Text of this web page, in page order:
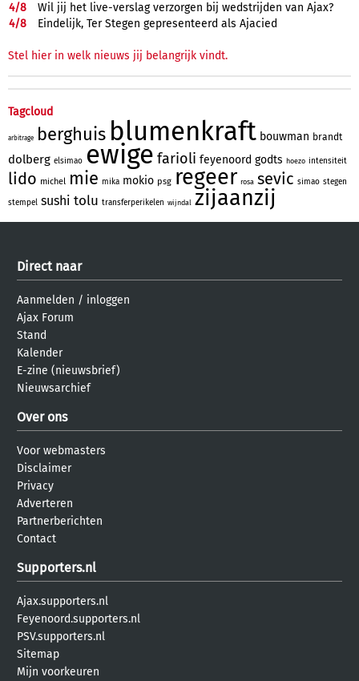
4/8
Wil jij het live-verslag verzorgen bij wedstrijden van Ajax?
4/8 Eindelijk, Ter Stegen gepresenteerd als Ajacied
Stel hier in welk nieuws jij belangrijk vindt.
Tagcloud
arbitrage berghuis blumenkraft bouwman brandt
dolberg elsimao ewige farioli feyenoord godts hoezo intensiteit
lido michel mie mika mokio psg regeer rosa sevic simao stegen
stempel sushi tolu transferperikelen wijndal zijaanzij
Direct naar
Aanmelden / inloggen
Ajax Forum
Stand
Kalender
E-zine (nieuwsbrief)
Nieuwsarchief
Over ons
Voor webmasters
Disclaimer
Privacy
Adverteren
Partnerberichten
Contact
Supporters.nl
Ajax.supporters.nl
Feyenoord.supporters.nl
PSV.supporters.nl
Sitemap
Mijn voorkeuren